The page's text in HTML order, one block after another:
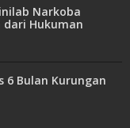
Narkoba
dari Hukuman
6 Bulan Kurungan